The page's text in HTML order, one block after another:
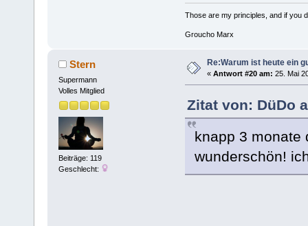
Those are my principles, and if you
Groucho Marx
Stern
Supermann
Volles Mitglied
Beiträge: 119
Geschlecht:
Re:Warum ist heute ein
« Antwort #20 am: 25. Mai
Zitat von: DüDo
knapp 3 monate
wunderschön!